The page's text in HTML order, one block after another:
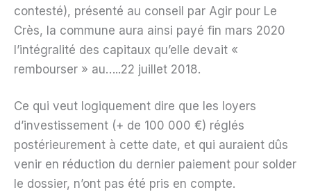
contesté), présenté au conseil par Agir pour Le
Crès, la commune aura ainsi payé fin mars 2020
l’intégralité des capitaux qu’elle devait «
rembourser » au…..22 juillet 2018.
Ce qui veut logiquement dire que les loyers
d’investissement (+ de 100 000 €) réglés
postérieurement à cette date, et qui auraient dûs
venir en réduction du dernier paiement pour solder
le dossier, n’ont pas été pris en compte.